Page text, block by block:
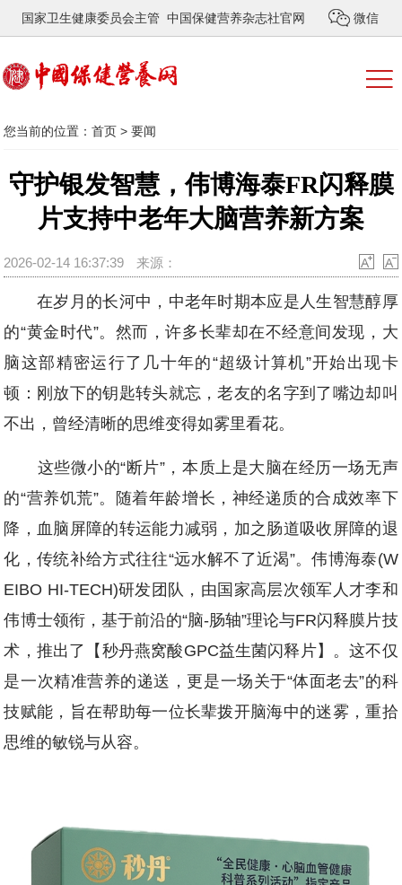
国家卫生健康委员会主管 中国保健营养杂志社官网 微信
您当前的位置：首页 >要闻
守护银发智慧，伟博海泰FR闪释膜
片支持中老年大脑营养新方案
2026-02-14 16:37:39 来源：
在岁月的长河中，中老年时期本应是人生智慧醇厚
的“黄金时代”。然而，许多长辈却在不经意间发现，大
脑这部精密运行了几十年的“超级计算机”开始出现卡
顿：刚放下的钥匙转头就忘，老友的名字到了嘴边却叫
不出，曾经清晰的思维变得如雾里看花。
这些微小的“断片”，本质上是大脑在经历一场无声
的“营养饥荒”。随着年龄增长，神经递质的合成效率下
降，血脑屏障的转运能力减弱，加之肠道吸收屏障的退
化，传统补给方式往往“远水解不了近渴”。伟博海泰(W
EIBO HI-TECH)研发团队，由国家高层次领军人才李和
伟博士领衔，基于前沿的“脑-肠轴”理论与FR闪释膜片技
术，推出了【秒丹燕窝酸GPC益生菌闪释片】。这不仅
是一次精准营养的递送，更是一场关于“体面老去”的科
技赋能，旨在帮助每一位长辈拨开脑海中的迷雾，重拾
思维的敏锐与从容。